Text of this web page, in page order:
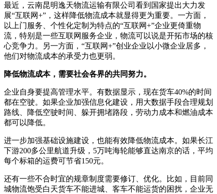
最近，云南昆明逸天物流运输有限公司看到国家提出大力发
展“互联网+”，这样降低物流成本就显得更为重要。一方面，
以上门服务、个性化定制为特点的“互联网+”企业更倚重物
流，特别是一些互联网服务企业，物流可以说是开拓市场的核
心竞争力。另一方面，“互联网+”创业企业以小微企业居多，
他们对物流成本的承受力也更弱。
降低物流成本，需要社会各界的共同努力。
企业自身要提高管理水平。有数据显示，现在货车40%的时间
都在空驶。如果企业加强信息化建设，用大数据手段合理规划
路线、降低空驶时间、躲开拥堵路段，劳动力成本和燃油成本
都可以降低。
进一步加强基础设施建设，也能有效降低物流成本。如果长江
下游200多公里航道升级，5万吨海轮能够直达南京的话，平均
每个标箱的运费可节省150元。
还有一些不合时宜的规章制度需要修订、优化。比如，目前同
城物流饱受白天货车不能进城、客车不能运货的困扰，企业无